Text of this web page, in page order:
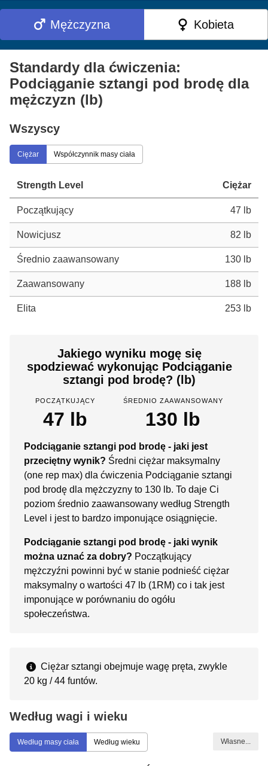
Mężczyzna Kobieta
Standardy dla ćwiczenia:
Podciąganie sztangi pod brodę dla
mężczyzn (lb)
Wszyscy
Ciężar Współczynnik masy ciała
Strength Level Ciężar
Początkujący 47 lb
Nowicjusz 82 lb
Średnio zaawansowany 130 lb
Zaawansowany 188 lb
Elita 253 lb
Jakiego wyniku mogę się
spodziewać wykonując Podciąganie
sztangi pod brodę? (lb)
POCZĄTKUJĄCY
47 lb
ŚREDNIO ZAAWANSOWANY
130 lb
Podciąganie sztangi pod brodę - jaki jest
przeciętny wynik? Średni ciężar maksymalny
(one rep max) dla ćwiczenia Podciąganie sztangi
pod brodę dla mężczyzny to 130 lb. To daje Ci
poziom średnio zaawansowany według Strength
Level i jest to bardzo imponujące osiągnięcie.
Podciąganie sztangi pod brodę - jaki wynik
można uznać za dobry? Początkujący
mężczyźni powinni być w stanie podnieść ciężar
maksymalny o wartości 47 lb (1RM) co i tak jest
imponujące w porównaniu do ogółu
społeczeństwa.
Ciężar sztangi obejmuje wagę pręta, zwykle
20 kg / 44 funtów.
Według wagi i wieku
Według masy ciała Według wieku Własne...